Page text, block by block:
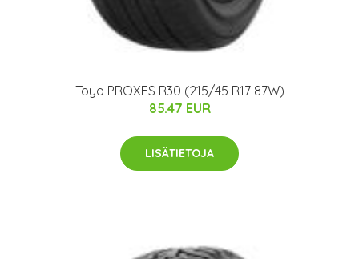
Toyo PROXES R30 (215/45 R17 87W)
85.47 EUR
LISÄTIETOJA